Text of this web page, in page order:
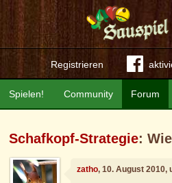
Registrieren
Community Forum
Spielen!
Schafkopf-Strategie:
zatho, 10. August 2010,